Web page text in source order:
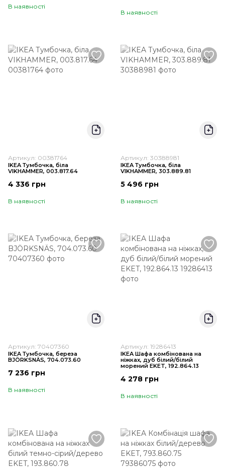
В наявності
В наявності
Артикул: 00381764
IKEA Тумбочка, біла
VIKHAMMER, 003.817.64
4 336 грн
В наявності
Артикул: 30388981
IKEA Тумбочка, біла
VIKHAMMER, 303.889.81
5 496 грн
В наявності
Артикул: 70407360
IKEA Тумбочка, береза
BJÖRKSNÄS, 704.073.60
7 236 грн
В наявності
Артикул: 19286413
IKEA Шафа комбінована на
ніжках, дуб білий/білий
морений EKET, 192.864.13
4 278 грн
В наявності